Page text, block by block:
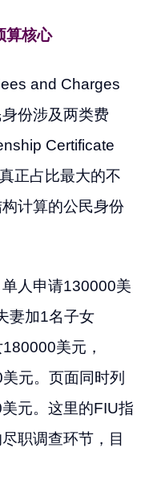
算核心
and Charges
份涉及两类费
Certificate
正占比最大的不
计算的公民身份
人申请130000美
妻加1名子女
美元，
元。页面同时列
元。这里的FIU指
职调查环节，目